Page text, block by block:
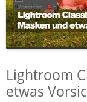
Lightroom
etwas